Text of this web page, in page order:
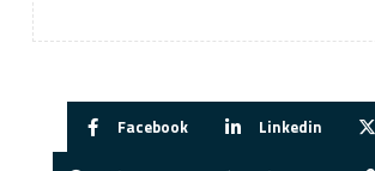
Facebook Linkedin